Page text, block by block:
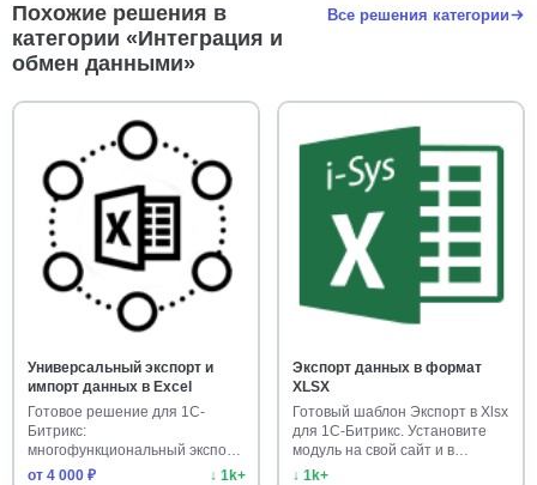
Похожие решения в
категории «Интеграция и
обмен данными»
Все решения категории
Универсальный экспорт и
импорт данных в Excel
Готовое решение для 1С-
Битрикс:
многофункциональный экспорт/
импорт в Excel. Уста…
от 4 000 ₽ ↓ 1k+
Экспорт данных в формат
XLSX
Готовый шаблон Экспорт в Xlsx
для 1С-Битрикс. Установите
модуль на свой сайт и в…
↓ 1k+